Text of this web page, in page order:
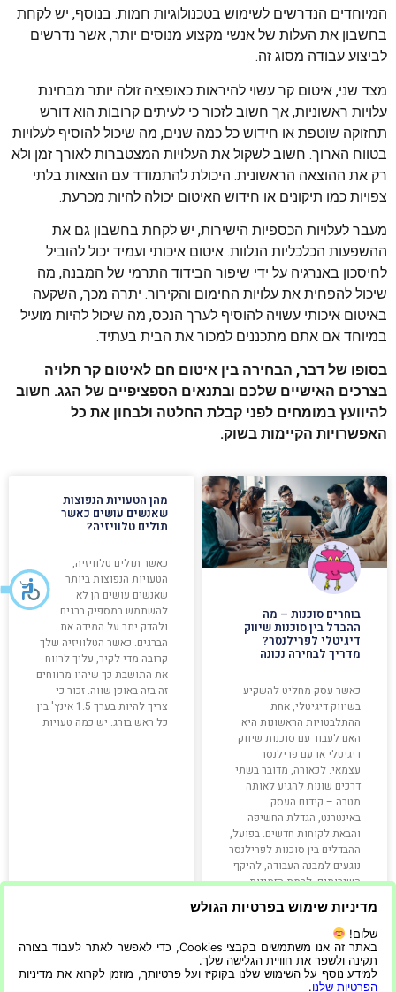
המיוחדים הנדרשים לשימוש בטכנולוגיות חמות. בנוסף, יש לקחת
בחשבון את העלות של אנשי מקצוע מנוסים יותר, אשר נדרשים
לביצוע עבודה מסוג זה.
מצד שני, איטום קר עשוי להיראות כאופציה זולה יותר מבחינת
עלויות ראשוניות, אך חשוב לזכור כי לעיתים קרובות הוא דורש
תחזוקה שוטפת או חידוש כל כמה שנים, מה שיכול להוסיף לעלויות
בטווח הארוך. חשוב לשקול את העלויות המצטברות לאורך זמן ולא
רק את ההוצאה הראשונית. היכולת להתמודד עם הוצאות בלתי
צפויות כמו תיקונים או חידוש האיטום יכולה להיות מכרעת.
מעבר לעלויות הכספיות הישירות, יש לקחת בחשבון גם את
ההשפעות הכלכליות הנלוות. איטום איכותי ועמיד יכול להוביל
לחיסכון באנרגיה על ידי שיפור הבידוד התרמי של המבנה, מה
שיכול להפחית את עלויות החימום והקירור. יתרה מכך, השקעה
באיטום איכותי עשויה להוסיף לערך הנכס, מה שיכול להיות מועיל
במיוחד אם אתם מתכננים למכור את הבית בעתיד.
בסופו של דבר, הבחירה בין איטום חם לאיטום קר תלויה
בצרכים האישיים שלכם ובתנאים הספציפיים של הגג. חשוב
להיוועץ במומחים לפני קבלת החלטה ולבחון את כל
האפשרויות הקיימות בשוק.
בוחרים סוכנות – מה
ההבדל בין סוכנות שיווק
דיגיטלי לפרילנסר?
מדריך לבחירה נכונה
כאשר עסק מחליט להשקיע
בשיווק דיגיטלי, אחת
ההתלבטויות הראשונות היא
האם לעבוד עם סוכנות שיווק
דיגיטלי או עם פרילנסר
עצמאי. לכאורה, מדובר בשתי
דרכים שונות להגיע לאותה
מטרה – קידום העסק
באינטרנט, הגדלת החשיפה
והבאת לקוחות חדשים. בפועל,
ההבדלים בין סוכנות לפרילנסר
נוגעים למבנה העבודה, להיקף
השירותים, לרמת הזמינות
קרא עוד »
מהן הטעויות הנפוצות
שאנשים עושים כאשר
תולים טלוויזיה?
כאשר תולים טלוויזיה,
הטעויות הנפוצות ביותר
שאנשים עושים הן לא
להשתמש במספיק ברגים
ולהדק יתר על המידה את
הברגים. כאשר הטלוויזיה שלך
קרובה מדי לקיר, עליך לרווח
את התושבת כך שיהיו מרווחים
זה בזה באופן שווה. זכור כי
צריך להיות בערך 1.5 אינץ' בין
כל ראש בורג. יש כמה טעויות
קרא עוד »
מדיניות שימוש בפרטיות הגולש
שלום!
באתר זה אנו משתמשים בקבצי Cookies, כדי לאפשר לאתר לעבוד בצורה
תקינה ולשפר את חוויית הגלישה שלך.
למידע נוסף על השימוש שלנו בקוקיז ועל פרטיותך, מוזמן לקרוא את מדיניות
הפרטיות שלנו.